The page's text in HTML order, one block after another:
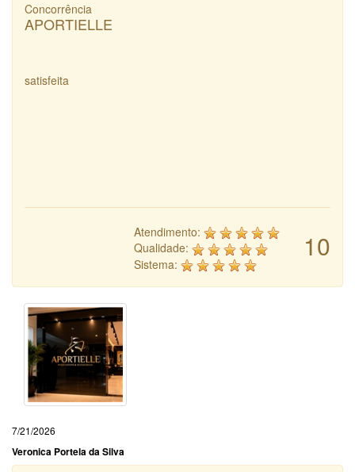
Concorrência
APORTIELLE
satisfeita
10
Atendimento:
Qualidade:
Sistema:
7/21/2026
Veronica Portela da Silva